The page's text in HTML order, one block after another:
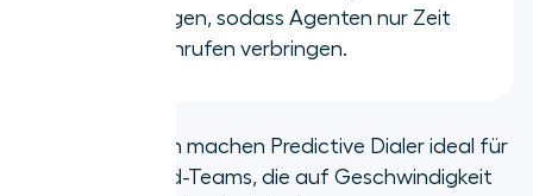
Begrüßungen, sodass Agenten nur Zeit
mit Live-Anrufen verbringen.
Diese Funktionen machen Predictive Dialer ideal für
große Outbound-Teams, die auf Geschwindigkeit